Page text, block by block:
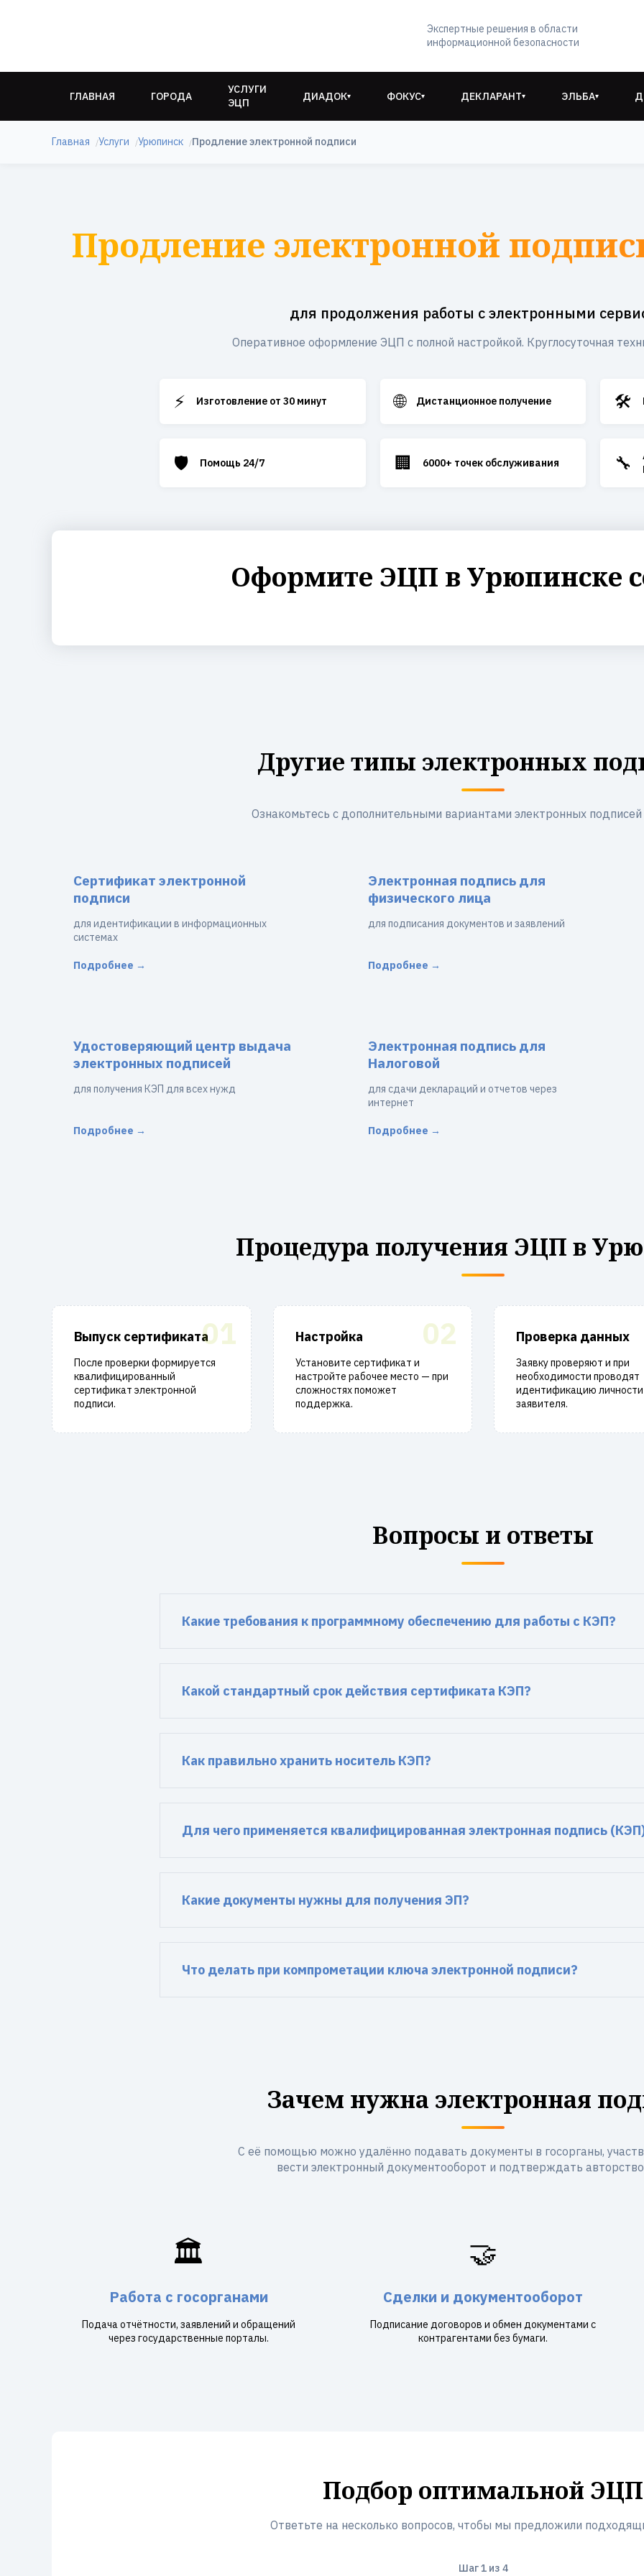
Экспертные решения в области
информационной безопасности
ГЛАВНАЯ ГОРОДА
УСЛУГИ
ЭЦП
ДИАДОК▾ ФОКУС▾ ДЕКЛАРАНТ▾ ЭЛЬБА▾
Главная Услуги Урюпинск Продление электронной подписи
Продление электронной
для продолжения работы с электронными
Оперативное оформление ЭЦП с полной настройкой. Круглосуточная
⚡ Изготовление от 30 минут 🌐 Дистанционное получение 🛠️
🛡️ Помощь 24/7 🏢 6000+ точек обслуживания 🔧
Оформите ЭЦП в Урюпинске
Другие типы электронных
Ознакомьтесь с дополнительными вариантами электронных
Сертификат электронной
подписи
для идентификации в информационных
системах
Подробнее →
Электронная подпись для
физического лица
для подписания документов и заявлений
Подробнее →
Удостоверяющий центр выдача
электронных подписей
для получения КЭП для всех нужд
Подробнее →
Электронная подпись для
Налоговой
для сдачи деклараций и отчетов через
интернет
Подробнее →
Процедура получения ЭЦП в
01
Выпуск сертификата
После проверки формируется
квалифицированный
сертификат электронной
подписи.
02
Настройка
Установите сертификат и
настройте рабочее место — при
сложностях поможет
поддержка.
Проверка данных
Заявку проверяют и при
необходимости проводят
идентификацию личности
заявителя.
Вопросы и ответы
Какие требования к программному обеспечению для работы с КЭП?
Какой стандартный срок действия сертификата КЭП?
Как правильно хранить носитель КЭП?
Для чего применяется квалифицированная электронная подпись
Какие документы нужны для получения ЭП?
Что делать при компрометации ключа электронной подписи?
Зачем нужна электронная
С её помощью можно удалённо подавать документы в госорганы,
вести электронный документооборот и подтверждать
🏛️
Работа с госорганами
Подача отчётности, заявлений и обращений
через государственные порталы.
🤝
Сделки и документооборот
Подписание договоров и обмен документами с
контрагентами без бумаги.
Подбор оптимальной ЭЦП
Ответьте на несколько вопросов, чтобы мы предложили
Шаг1из 4